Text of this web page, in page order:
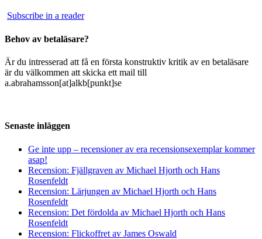
Subscribe in a reader
Behov av betaläsare?
Är du intresserad att få en första konstruktiv kritik av en betaläsare
är du välkommen att skicka ett mail till
a.abrahamsson[at]alkb[punkt]se
Senaste inläggen
Ge inte upp – recensioner av era recensionsexemplar kommer
asap!
Recension: Fjällgraven av Michael Hjorth och Hans
Rosenfeldt
Recension: Lärjungen av Michael Hjorth och Hans
Rosenfeldt
Recension: Det fördolda av Michael Hjorth och Hans
Rosenfeldt
Recension: Flickoffret av James Oswald